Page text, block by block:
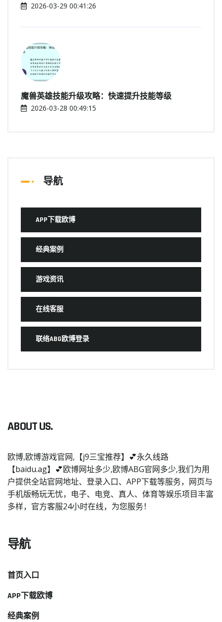
2026-03-29 00:41:26
魔兽英雄技能升级攻略：快速提升技能等级
2026-03-28 00:49:15
导航
APP下载欧博
经典案例
游戏资讯
在线客服
联络ABG欧博登录
ABOUT US.
欧博,欧博游戏官网,【j9三宝推荐】💕永久线路
【baidu.ag】💕欧博网址多少,欧博ABG官网多少,我们为用
户提供全站官网地址、登录入口、APP下载等服务，网页与
手机版畅玩无忧，电子、电竞、真人、体育等娱乐项目丰富
多样，官方客服24小时在线，为您服务！
导航
首页入口
APP下载欧博
经典案例